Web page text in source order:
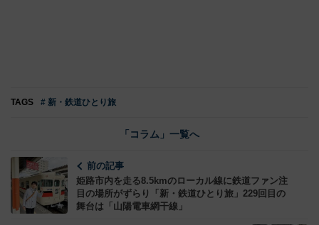
TAGS # 新・鉄道ひとり旅
「コラム」一覧へ
前の記事
姫路市内を走る8.5kmのローカル線に鉄道ファン注
目の場所がずらり「新・鉄道ひとり旅」229回目の
舞台は「山陽電車網干線」